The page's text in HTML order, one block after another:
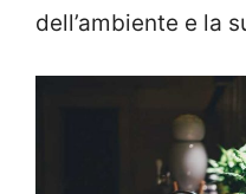
dell’ambiente e la